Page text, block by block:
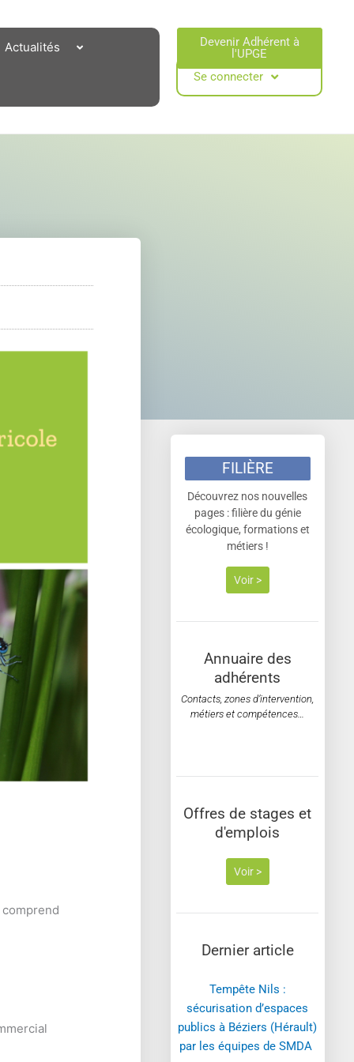
Actualités
Devenir Adhérent à
l'UPGE​
Se connecter
FILIÈRE
Découvrez nos nouvelles
pages : filière du génie
écologique, formations et
métiers !
Voir >
Annuaire des
adhérents
Contacts, zones d’intervention,
métiers et compétences…
Offres de stages et
d'emplois
Voir >
Dernier article
Tempête Nils :
sécurisation d’espaces
publics à Béziers (Hérault)
par les équipes de SMDA ​